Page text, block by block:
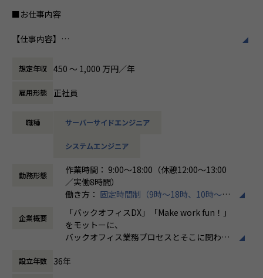
ら、将来的には組織マネージャーとしてのキャリア形成も可
※ご本人のご希望やご志向に合わせて、キャリアを作ってい
【キャリアパス※一例です※】
事業拡大フェーズだからこそ、決められたキャリアに沿うだ
・ServiceNow PMとしてプロジェクトマネジメントの専門性
・ServiceNowアーキテクトとして技術領域を牽引するキャ
・新規プロジェクト立ち上げや標準化推進など、事業成長に
直結する役割を担うキャリア
・メンバー育成や組織づくりを推進するマネジメントキャリ
・将来的に組織マネージャーとして事業・組織運営を担うキ
【事業責任者からのメッセージ】
働き方/リモートワーク
均週2～3日の在宅勤務が可能です。転勤はな
きます。残業は月平均10時間程度と少なく、
■お仕事内容
【仕事内容】
イルアプリの上流から開発工程までをご担当いただきます。
要件定義・開発・運用まで一貫して携わることができ、多く
のアプリケーション開発を経験することが可能です。
■大手ネットバンキング向けシステム画面設計
言語：Objectve-C、Swift OS：IOS/Android
■公庁向け大規模Web・モバイルアプリ開発プロジェクト
担当領域：要件定義／基本設計／詳細設計／実装／テスト／
リリース／運用保守
言語：React（TypeScript）Spring Boot（Java）OS：Linu
React Native（TypeScript）OS：Android
■生保業界向け顧客情報管理Webアプリケーションのマイグ
想定年収 450 〜 1,000 万円／年
雇用形態 正社員
職種 サーバーサイドエンジニア
システムエンジニア
勤務形態
作業時間： 9:00～18:00（休憩12:00～13:00
／実働8時間）
働き方： 固定時間制（9時～18時、10時～19
時など）
時間外労働の有無： 有（月平均10時間）
休憩時間： 60分
企業概要
「バックオフィスDX」「Make work fun！」
をモットーに、
バックオフィス業務プロセスとそこに関わる
企業競争力を向上させることを使命としてい
設立年数 36年